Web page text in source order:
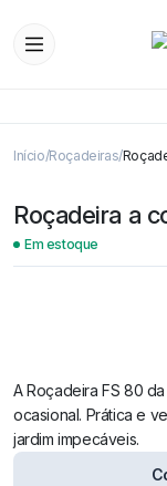
Início Roçadeiras
Roçadeira a
Em estoque
A Roçadeira FS 80
ocasional. Prática e
jardim impecáveis.